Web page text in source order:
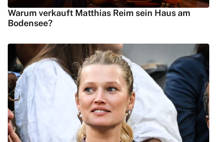
Warum verkauft Matthias Reim sein Haus am
Bodensee?